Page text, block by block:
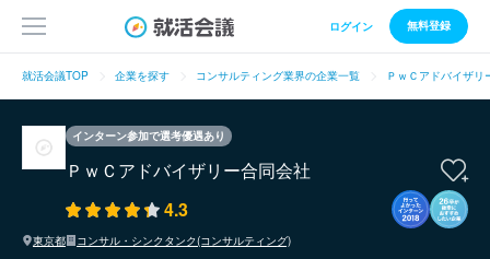
ログイン 無料登録
就活会議TOP 企業を探す コンサルティング業界の企業一覧 ＰｗＣアドバイザリ
インターン参加で選考優遇あり
ＰｗＣアドバイザリー合同会社
4.3
東京都
コンサル・シンクタンク(コンサルティング)